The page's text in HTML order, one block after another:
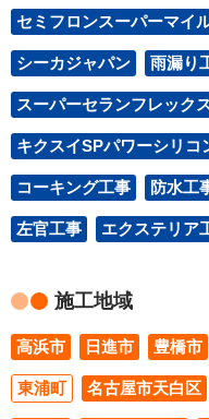
セミフロンスーパーマイ
シーカジャパン 雨漏り
スーパーセランフレック
キクスイSPパワーシリコ
コーキング工事 防水工
左官工事 エクステリア
施工地域
高浜市 日進市 豊橋市
東浦町 名古屋市天白区